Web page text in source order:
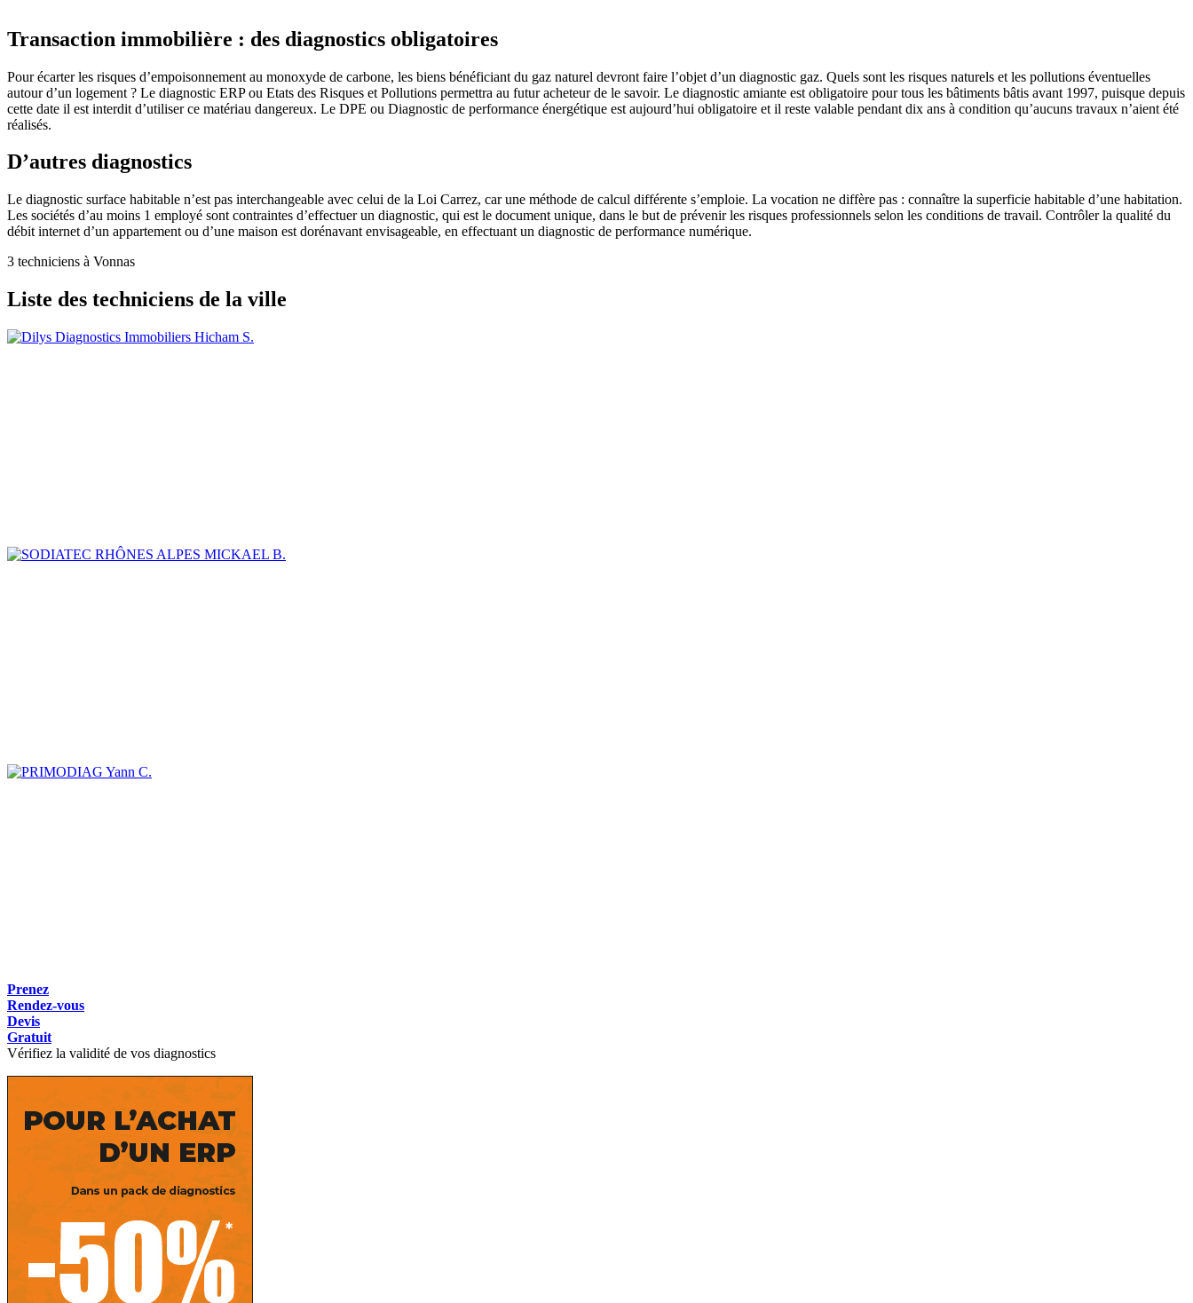
Transaction immobilière : des diagnostics obligatoires
Pour écarter les risques d’empoisonnement au monoxyde de carbone, les biens bénéficiant du gaz naturel devront faire l’objet d’un diagnostic gaz. Quels sont les risques naturels et les pollutions éventuelles
autour d’un logement ? Le diagnostic ERP ou Etats des Risques et Pollutions permettra au futur acheteur de le savoir. Le diagnostic amiante est obligatoire pour tous les bâtiments bâtis avant 1997, puisque depuis
cette date il est interdit d’utiliser ce matériau dangereux. Le DPE ou Diagnostic de performance énergétique est aujourd’hui obligatoire et il reste valable pendant dix ans à condition qu’aucuns travaux n’aient été
réalisés.
D’autres diagnostics
Le diagnostic surface habitable n’est pas interchangeable avec celui de la Loi Carrez, car une méthode de calcul différente s’emploie. La vocation ne diffère pas : connaître la superficie habitable d’une habitation.
Les sociétés d’au moins 1 employé sont contraintes d’effectuer un diagnostic, qui est le document unique, dans le but de prévenir les risques professionnels selon les conditions de travail. Contrôler la qualité du
débit internet d’un appartement ou d’une maison est dorénavant envisageable, en effectuant un diagnostic de performance numérique.
3 techniciens à Vonnas
Liste des techniciens de la ville
Hicham S.
MICKAEL B.
Yann C.
Prenez
Rendez-vous
Devis
Gratuit
Vérifiez la validité de vos diagnostics